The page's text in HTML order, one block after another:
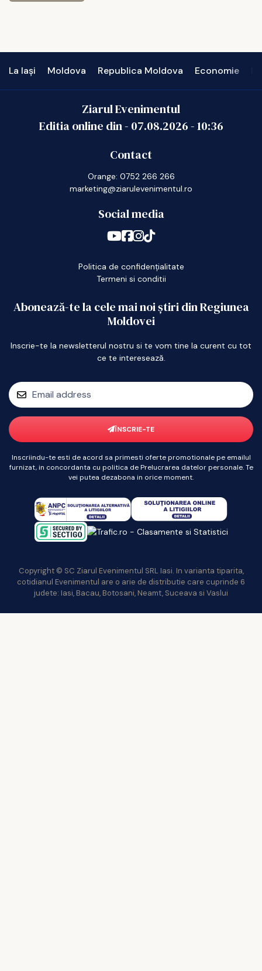
La Iași Moldova Republica Moldova Economie
Ziarul Evenimentul
Editia online din - 07.08.2026-10:36
Contact
Orange: 0752 266 266
marketing@ziarulevenimentul.ro
Social media
Politica de confidențialitate
Termeni si conditii
Abonează-te la cele mai noi știri din Regiunea
Moldovei
Inscrie-te la newsletterul nostru si te vom tine la curent cu tot
ce te interesează.
ÎNSCRIE-TE
Inscriindu-te esti de acord sa primesti oferte promotionale pe emailul
furnizat, in concordanta cu politica de Prelucrarea datelor personale. Te
vei putea dezabona in orice moment.
Copyright © SC Ziarul Evenimentul SRL Iasi. In varianta tiparita,
cotidianul Evenimentul are o arie de distributie care cuprinde 6
judete: Iasi, Bacau, Botosani, Neamt, Suceava si Vaslui